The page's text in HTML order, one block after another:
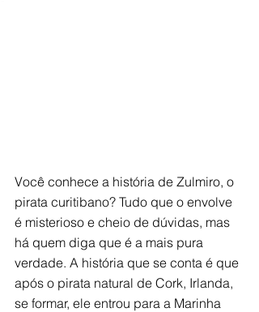
Você conhece a história de Zulmiro, o
pirata curitibano? Tudo que o envolve
é misterioso e cheio de dúvidas, mas
há quem diga que é a mais pura
verdade. A história que se conta é que
após o pirata natural de Cork, Irlanda,
se formar, ele entrou para a Marinha